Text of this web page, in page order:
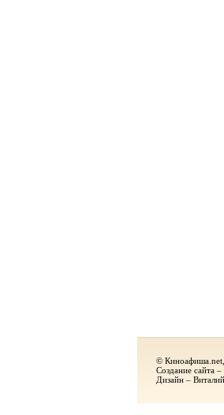
©
Создание сайта
Дизайн –